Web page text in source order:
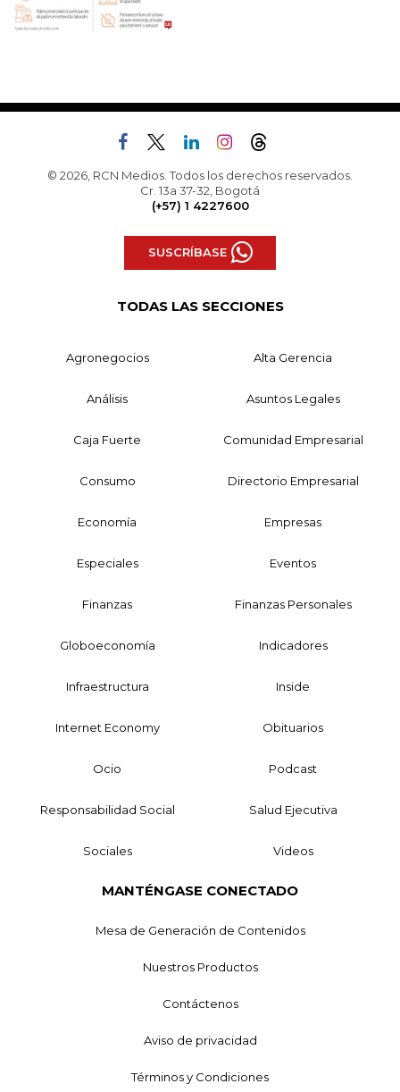
© 2026, RCN Medios. Todos los derechos reservados.
Cr. 13a 37-32, Bogotá
(+57) 1 4227600
SUSCRÍBASE
TODAS LAS SECCIONES
Agronegocios Alta Gerencia
Análisis Asuntos Legales
Caja Fuerte Comunidad Empresarial
Consumo Directorio Empresarial
Economía Empresas
Especiales Eventos
Finanzas Finanzas Personales
Globoeconomía Indicadores
Infraestructura Inside
Internet Economy Obituarios
Ocio Podcast
Responsabilidad Social Salud Ejecutiva
Sociales Videos
MANTÉNGASE CONECTADO
Mesa de Generación de Contenidos
Nuestros Productos
Contáctenos
Aviso de privacidad
Términos y Condiciones